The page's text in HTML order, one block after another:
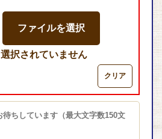
ファイルを選択
選択されていません